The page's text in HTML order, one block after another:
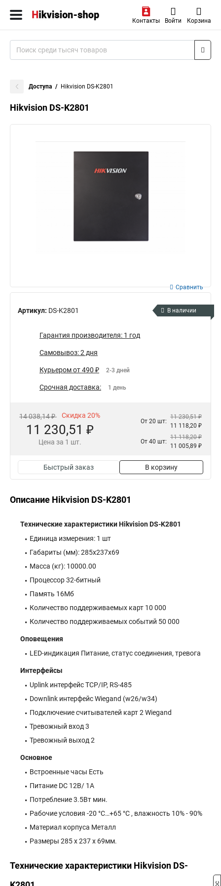
Контакты Войти Корзина
Доступа Hikvision DS-K2801
Hikvision DS-K2801
Артикул: DS-K2801
Сравнить
В наличии
Гарантия производителя: 1 год
Самовывоз: 2 дня
Курьером от 490 ₽ 2-3 дней
Срочная доставка: 1 день
14 038,14 ₽ Скидка 20%
11 230,51 ₽
Цена за 1 шт.
От 20 шт:
11 230,51 ₽
11 118,20 ₽
От 40 шт:
11 118,20 ₽
11 005,89 ₽
Быстрый заказ В корзину
Описание Hikvision DS-K2801
Технические характеристики Hikvision DS-K2801
Единица измерения: 1 шт
Габариты (мм): 285x237x69
Масса (кг): 10000.00
Процессор 32-битный
Память 16Мб
Количество поддерживаемых карт 10 000
Количество поддерживаемых событий 50 000
Оповещения
LED-индикация Питание, статус соединения, тревога
Интерфейсы
Uplink интерфейс TCP/IP, RS-485
Downlink интерфейс Wiegand (w26/w34)
Подключение считывателей карт 2 Wiegand
Тревожный вход 3
Тревожный выход 2
Основное
Встроенные часы Есть
Питание DC 12В/ 1А
Потребление 3.5Вт мин.
Рабочие условия -20 °C…+65 °C , влажность 10% - 90%
Материал корпуса Металл
Размеры 285 x 237 x 69мм.
Технические характеристики Hikvision DS-